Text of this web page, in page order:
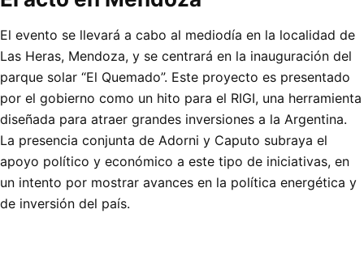
El evento se llevará a cabo al mediodía en la localidad de
Las Heras, Mendoza, y se centrará en la inauguración del
parque solar “El Quemado”. Este proyecto es presentado
por el gobierno como un hito para el RIGI, una herramienta
diseñada para atraer grandes inversiones a la Argentina.
La presencia conjunta de Adorni y Caputo subraya el
apoyo político y económico a este tipo de iniciativas, en
un intento por mostrar avances en la política energética y
de inversión del país.